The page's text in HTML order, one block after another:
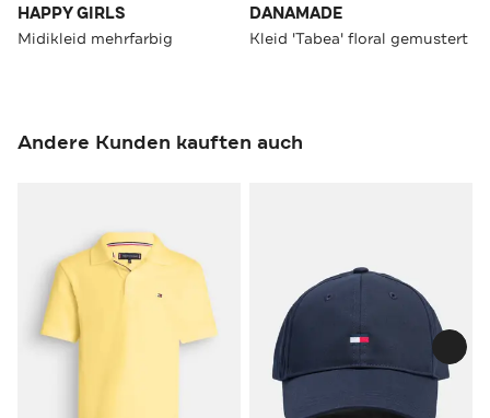
HAPPY GIRLS
Midikleid mehrfarbig
DANAMADE
Kleid 'Tabea' floral gemustert
Andere Kunden kauften auch